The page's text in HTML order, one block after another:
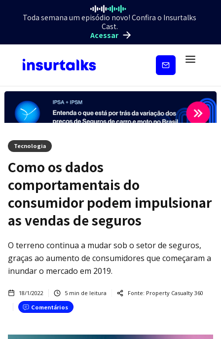
Toda semana um episódio novo! Confira o Insurtalks
Cast.
Acessar
Inscreva-
Tecnologia
Como os dados
comportamentais do
consumidor podem impulsionar
as vendas de seguros
O terreno continua a mudar sob o setor de seguros,
graças ao aumento de consumidores que começaram a
inundar o mercado em 2019.
18/1/2022 5 min de leitura Fonte: Property Casualty 360
Comentários